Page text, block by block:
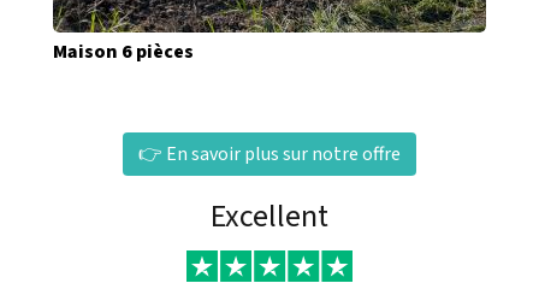
Maison 6 pièces
👉 En savoir plus sur notre offre
Excellent